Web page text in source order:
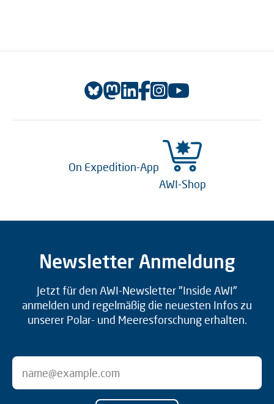
On Expedition-App
AWI-Shop
Newsletter Anmeldung
Jetzt für den AWI-Newsletter "Inside AWI"
anmelden und regelmäßig die neuesten Infos zu
unserer Polar- und Meeresforschung erhalten.